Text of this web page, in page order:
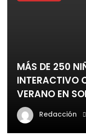
MÁS DE 250
INTERACTIVO
VERANO EN
Redacción